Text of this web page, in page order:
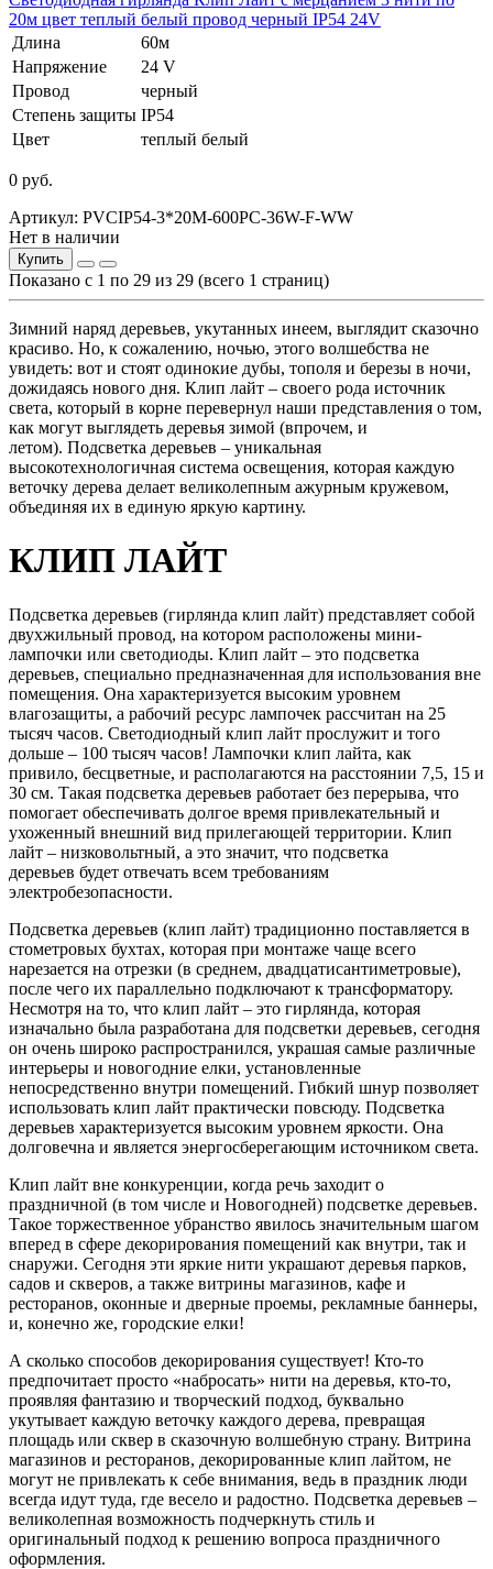
20м цвет теплый белый провод черный IP54 24V
Длина
60м
Напряжение
24 V
Провод
черный
Степень защиты IP54
Цвет
теплый белый
0 руб.
Артикул: PVCIP54-3*20M-600PC-36W-F-WW
Нет в наличии
Купить
Показано с 1 по 29 из 29 (всего 1 страниц)
Зимний наряд деревьев, укутанных инеем, выглядит сказочно
красиво. Но, к сожалению, ночью, этого волшебства не
увидеть: вот и стоят одинокие дубы, тополя и березы в ночи,
дожидаясь нового дня. Клип лайт – своего рода источник
света, который в корне перевернул наши представления о том,
как могут выглядеть деревья зимой (впрочем, и
летом). Подсветка деревьев – уникальная
высокотехнологичная система освещения, которая каждую
веточку дерева делает великолепным ажурным кружевом,
объединяя их в единую яркую картину.
КЛИП ЛАЙТ
Подсветка деревьев (гирлянда клип лайт) представляет собой
двухжильный провод, на котором расположены мини-
лампочки или светодиоды. Клип лайт – это подсветка
деревьев, специально предназначенная для использования вне
помещения. Она характеризуется высоким уровнем
влагозащиты, а рабочий ресурс лампочек рассчитан на 25
тысяч часов. Светодиодный клип лайт прослужит и того
дольше – 100 тысяч часов! Лампочки клип лайта, как
привило, бесцветные, и располагаются на расстоянии 7,5, 15 и
30 см. Такая подсветка деревьев работает без перерыва, что
помогает обеспечивать долгое время привлекательный и
ухоженный внешний вид прилегающей территории. Клип
лайт – низковольтный, а это значит, что подсветка
деревьев будет отвечать всем требованиям
электробезопасности.
Подсветка деревьев (клип лайт) традиционно поставляется в
стометровых бухтах, которая при монтаже чаще всего
нарезается на отрезки (в среднем, двадцатисантиметровые),
после чего их параллельно подключают к трансформатору.
Несмотря на то, что клип лайт – это гирлянда, которая
изначально была разработана для подсветки деревьев, сегодня
он очень широко распространился, украшая самые различные
интерьеры и новогодние елки, установленные
непосредственно внутри помещений. Гибкий шнур позволяет
использовать клип лайт практически повсюду. Подсветка
деревьев характеризуется высоким уровнем яркости. Она
долговечна и является энергосберегающим источником света.
Клип лайт вне конкуренции, когда речь заходит о
праздничной (в том числе и Новогодней) подсветке деревьев.
Такое торжественное убранство явилось значительным шагом
вперед в сфере декорирования помещений как внутри, так и
снаружи. Сегодня эти яркие нити украшают деревья парков,
садов и скверов, а также витрины магазинов, кафе и
ресторанов, оконные и дверные проемы, рекламные баннеры,
и, конечно же, городские елки!
А сколько способов декорирования существует! Кто-то
предпочитает просто «набросать» нити на деревья, кто-то,
проявляя фантазию и творческий подход, буквально
укутывает каждую веточку каждого дерева, превращая
площадь или сквер в сказочную волшебную страну. Витрина
магазинов и ресторанов, декорированные клип лайтом, не
могут не привлекать к себе внимания, ведь в праздник люди
всегда идут туда, где весело и радостно. Подсветка деревьев –
великолепная возможность подчеркнуть стиль и
оригинальный подход к решению вопроса праздничного
оформления.